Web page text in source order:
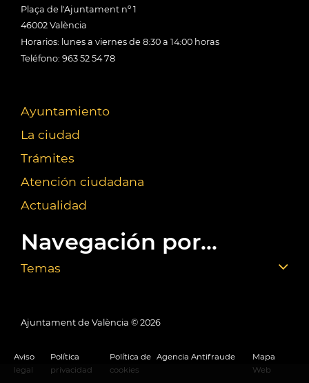
Plaça de l'Ajuntament nº 1
46002 València
Horarios: lunes a viernes de 8:30 a 14:00 horas
Teléfono: 963 52 54 78
Ayuntamiento
La ciudad
Trámites
Atención ciudadana
Actualidad
Navegación por...
Temas
Ajuntament de València © 2026
Aviso
legal
Política
privacidad
Política de
cookies
Agencia Antifraude
Mapa
Web